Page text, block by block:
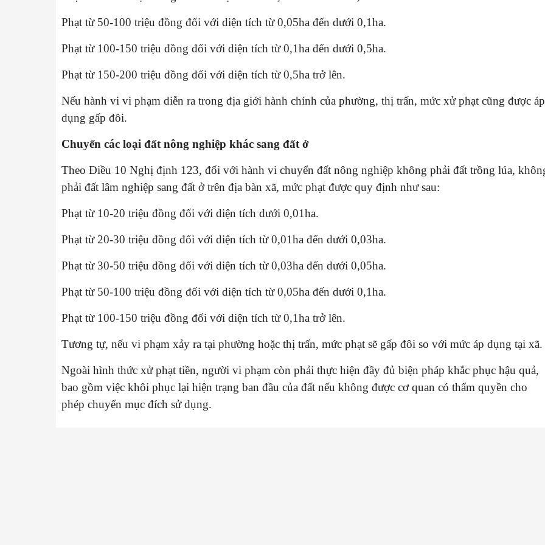
Phạt từ 50-100 triệu đồng đối với diện tích từ 0,05ha đến dưới 0,1ha.
Phạt từ 100-150 triệu đồng đối với diện tích từ 0,1ha đến dưới 0,5ha.
Phạt từ 150-200 triệu đồng đối với diện tích từ 0,5ha trở lên.
Nếu hành vi vi phạm diễn ra trong địa giới hành chính của phường, thị trấn, mức xử phạt cũng được áp
dụng gấp đôi.
Chuyển các loại đất nông nghiệp khác sang đất ở
Theo Điều 10 Nghị định 123, đối với hành vi chuyển đất nông nghiệp không phải đất trồng lúa,
phải đất lâm nghiệp sang đất ở trên địa bàn xã, mức phạt được quy định như sau:
Phạt từ 10-20 triệu đồng đối với diện tích dưới 0,01ha.
Phạt từ 20-30 triệu đồng đối với diện tích từ 0,01ha đến dưới 0,03ha.
Phạt từ 30-50 triệu đồng đối với diện tích từ 0,03ha đến dưới 0,05ha.
Phạt từ 50-100 triệu đồng đối với diện tích từ 0,05ha đến dưới 0,1ha.
Phạt từ 100-150 triệu đồng đối với diện tích từ 0,1ha trở lên.
Tương tự, nếu vi phạm xảy ra tại phường hoặc thị trấn, mức phạt sẽ gấp đôi so với mức áp dụng tại xã.
Ngoài hình thức xử phạt tiền, người vi phạm còn phải thực hiện đầy đủ biện pháp khắc phục hậu quả,
bao gồm việc khôi phục lại hiện trạng ban đầu của đất nếu không được cơ quan có thẩm quyền cho
phép chuyển mục đích sử dụng.